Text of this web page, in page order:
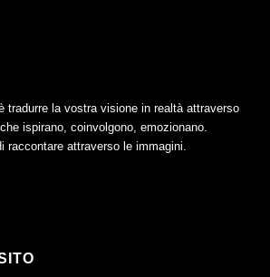
tradurre la vostra visione in realtà attraverso
ispirano, coinvolgono, emozionano.
raccontare attraverso le immagini.